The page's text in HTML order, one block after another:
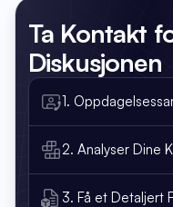
Ta Kontakt
Diskusjonen
1.
2. Analyser Dine
3. Få et Detaljert